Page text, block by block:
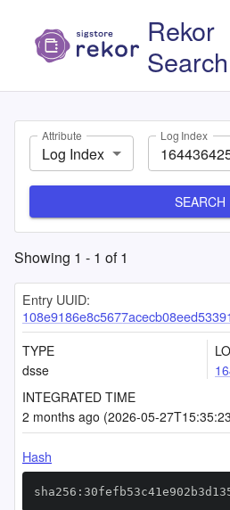
Rekor
Search
Attribute
Log Index
Log Index
SEARCH
Showing 1 - 1 of1
Entry UUID:
TYPE
dsse
INTEGRATED TIME
2 months ago (2026-05-
Hash